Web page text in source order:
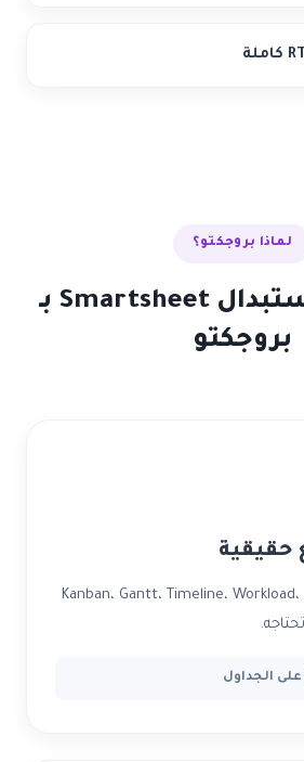
لماذا بروجكتو؟
6 أسباب لاستبدال Smartsheet بـ
بروجكتو
حقيقية
ليس مجرد جداول — Kanban، Gantt، Timeline، Workload،